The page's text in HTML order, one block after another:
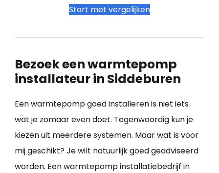
Start met vergelijken
Bezoek een warmtepomp
installateur in Siddeburen
Een warmtepomp goed installeren is niet iets
wat je zomaar even doet. Tegenwoordig kun je
kiezen uit meerdere systemen. Maar wat is voor
mij geschikt? Je wilt natuurlijk goed geadviseerd
worden. Een warmtepomp installatiebedrijf in